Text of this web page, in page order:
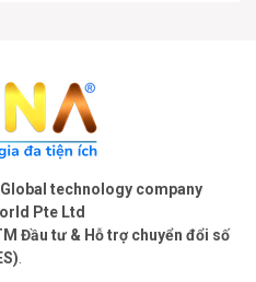
Global technology company
Pte Ltd
Đầu tư & Hỗ trợ chuyển đổi số